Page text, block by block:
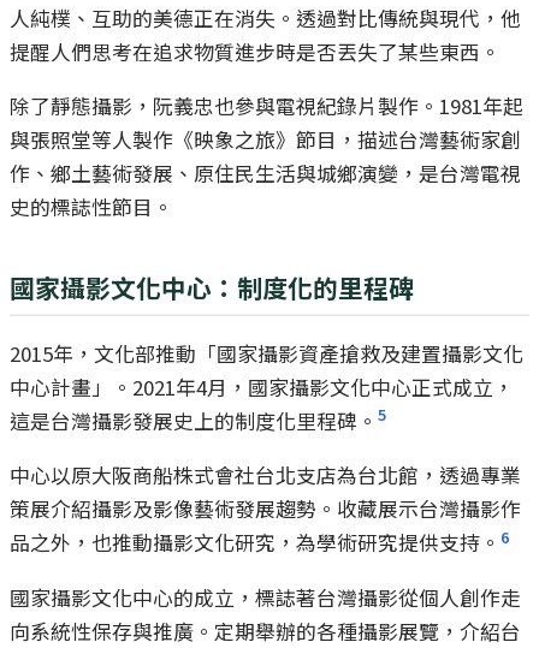
人純樸、互助的美德正在消失。透過對比傳統與現代，他
提醒人們思考在追求物質進步時是否丟失了某些東西。
除了靜態攝影，阮義忠也參與電視紀錄片製作。1981年起
與張照堂等人製作《映象之旅》節目，描述台灣藝術家創
作、鄉土藝術發展、原住民生活與城鄉演變，是台灣電視
史的標誌性節目。
國家攝影文化中心：制度化的里程碑
2015年，文化部推動「國家攝影資產搶救及建置攝影文化
中心計畫」。2021年4月，國家攝影文化中心正式成立，
這是台灣攝影發展史上的制度化里程碑。 5
中心以原大阪商船株式會社台北支店為台北館，透過專業
策展介紹攝影及影像藝術發展趨勢。收藏展示台灣攝影作
品之外，也推動攝影文化研究，為學術研究提供支持。 6
國家攝影文化中心的成立，標誌著台灣攝影從個人創作走
向系統性保存與推廣。定期舉辦的各種攝影展覽，介紹台